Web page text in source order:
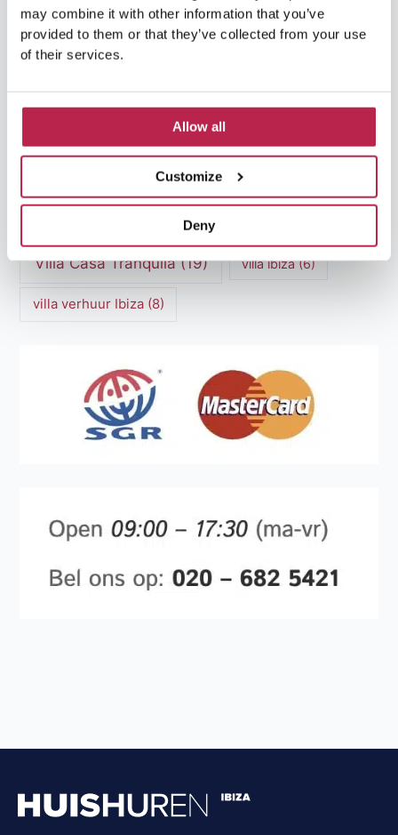
may combine it with other information that you’ve
provided to them or that they’ve collected from your use
of their services.
Allow all
Customize
Deny
Luxe Villa Verhuur(12)
Santa Gertrudis(5) Sa Pedrera(5)
Sa Pedrera de Cala d'Hort(5)
Villa Casa Tranquila(19) villa ibiza(6)
villa verhuur Ibiza(8)